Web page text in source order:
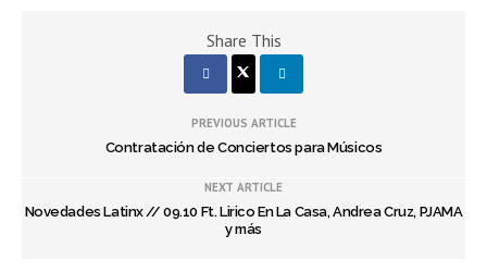
Share This
PREVIOUS ARTICLE
Contratación de Conciertos para Músicos
NEXT ARTICLE
Novedades Latinx // 09.10 Ft. Lirico En La Casa, Andrea Cruz, PJAMA
y más